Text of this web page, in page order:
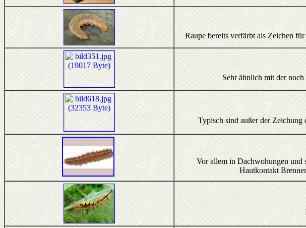
Raupe bereits verfärbt als Zeichen
Sehr ähnlich mit der
Typisch sind außer der
Vor allem in Dachwohungen und
Hautkontakt